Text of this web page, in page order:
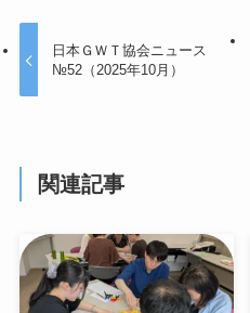
日本ＧＷＴ協会ニュース
№52（2025年10月）
関連記事